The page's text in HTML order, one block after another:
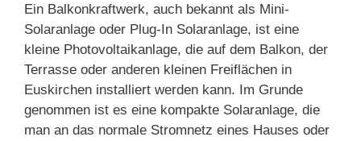
Ein Balkonkraftwerk, auch bekannt als Mini-
Solaranlage oder Plug-In Solaranlage, ist eine
kleine Photovoltaikanlage, die auf dem Balkon, der
Terrasse oder anderen kleinen Freiflächen in
Euskirchen installiert werden kann. Im Grunde
genommen ist es eine kompakte Solaranlage, die
man an das normale Stromnetz eines Hauses oder